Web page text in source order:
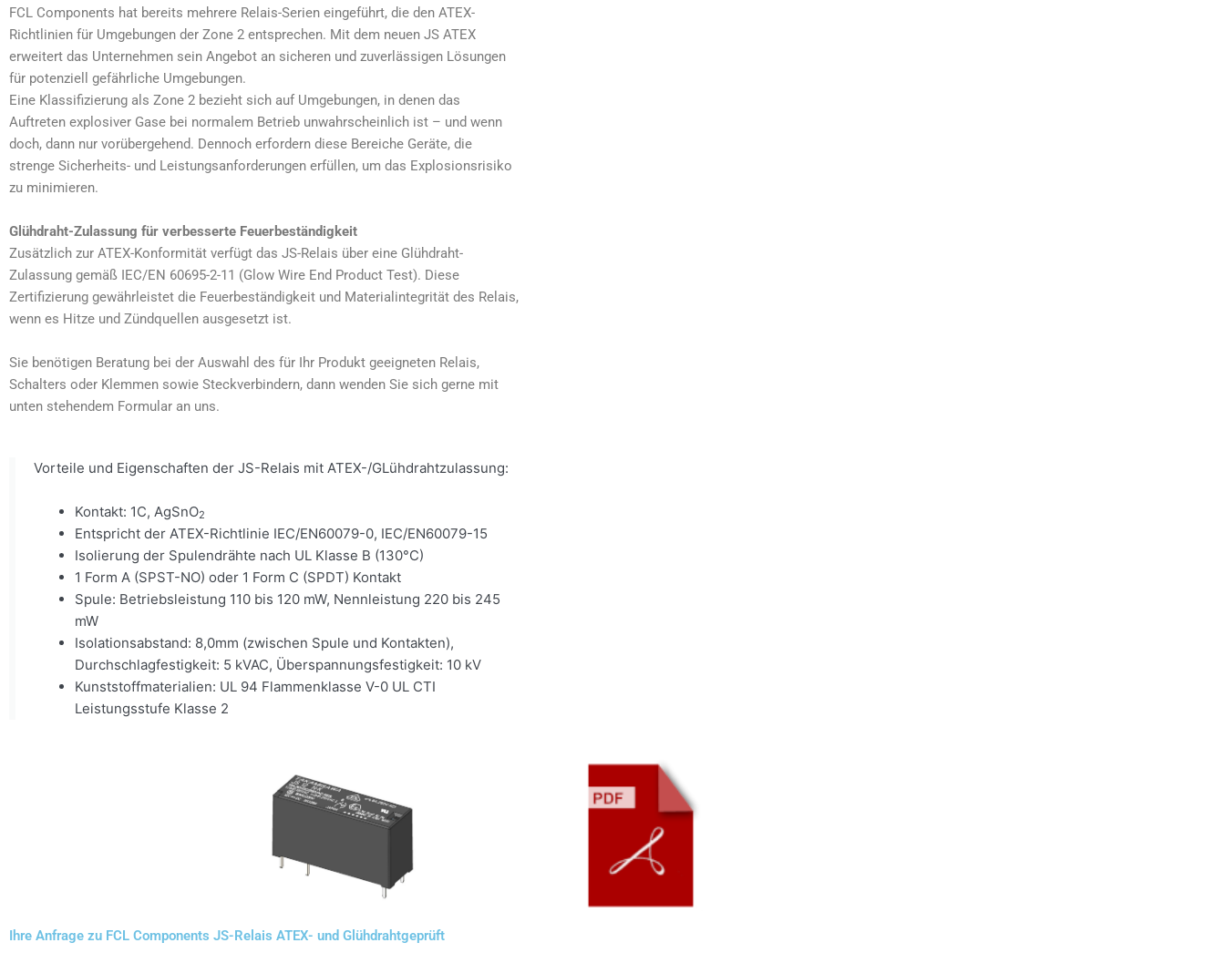
FCL Components hat bereits mehrere Relais-Serien eingeführt, die den ATEX-
Richtlinien für Umgebungen der Zone 2 entsprechen. Mit dem neuen JS ATEX
erweitert das Unternehmen sein Angebot an sicheren und zuverlässigen Lösungen
für potenziell gefährliche Umgebungen.
Eine Klassifizierung als Zone 2 bezieht sich auf Umgebungen, in denen das
Auftreten explosiver Gase bei normalem Betrieb unwahrscheinlich ist – und wenn
doch, dann nur vorübergehend. Dennoch erfordern diese Bereiche Geräte, die
strenge Sicherheits- und Leistungsanforderungen erfüllen, um das Explosionsrisiko
zu minimieren.
Glühdraht-Zulassung für verbesserte Feuerbeständigkeit
Zusätzlich zur ATEX-Konformität verfügt das JS-Relais über eine Glühdraht-
Zulassung gemäß IEC/EN 60695-2-11 (Glow Wire End Product Test). Diese
Zertifizierung gewährleistet die Feuerbeständigkeit und Materialintegrität des Relais,
wenn es Hitze und Zündquellen ausgesetzt ist.
Sie benötigen Beratung bei der Auswahl des für Ihr Produkt geeigneten Relais,
Schalters oder Klemmen sowie Steckverbindern, dann wenden Sie sich gerne mit
unten stehendem Formular an uns.
Vorteile und Eigenschaften der JS-Relais mit ATEX-/GLühdrahtzulassung:
Kontakt: 1C, AgSnO2
Entspricht der ATEX-Richtlinie IEC/EN60079-0, IEC/EN60079-15
Isolierung der Spulendrähte nach UL Klasse B (130°C)
1 Form A (SPST-NO) oder 1 Form C (SPDT) Kontakt
Spule: Betriebsleistung 110 bis 120 mW, Nennleistung 220 bis 245
mW
Isolationsabstand: 8,0mm (zwischen Spule und Kontakten),
Durchschlagfestigkeit: 5 kVAC, Überspannungsfestigkeit: 10 kV
Kunststoffmaterialien: UL 94 Flammenklasse V-0 UL CTI
Leistungsstufe Klasse 2
Ihre Anfrage zu FCL Components JS-Relais ATEX- und Glühdrahtgeprüft​